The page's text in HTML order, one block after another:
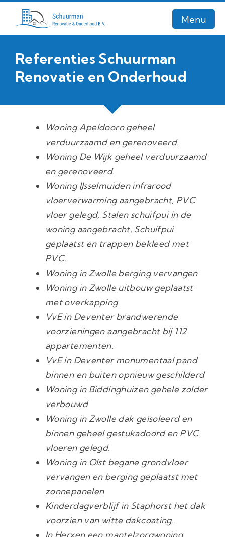
Home
Referenties
Contact
Bel nu
Menu
Referenties Schuurman
Renovatie en Onderhoud
Woning Apeldoorn geheel
verduurzaamd en gerenoveerd.
Woning De Wijk geheel verduurzaamd
en gerenoveerd.
Woning IJsselmuiden infrarood
vloerverwarming aangebracht, PVC
vloer gelegd, Stalen schuifpui in de
woning aangebracht, Schuifpui
geplaatst en trappen bekleed met
PVC.
Woning in Zwolle berging vervangen
Woning in Zwolle uitbouw geplaatst
met overkapping
VvE in Deventer brandwerende
voorzieningen aangebracht bij 112
appartementen.
VvE in Deventer monumentaal pand
binnen en buiten opnieuw geschilderd
Woning in Biddinghuizen gehele zolder
verbouwd
Woning in Zwolle dak geïsoleerd en
binnen geheel gestukadoord en PVC
vloeren gelegd.
Woning in Olst begane grondvloer
vervangen en berging geplaatst met
zonnepanelen
Kinderdagverblijf in Staphorst het dak
voorzien van witte dakcoating.
In Herxen een mantelzorgwoning